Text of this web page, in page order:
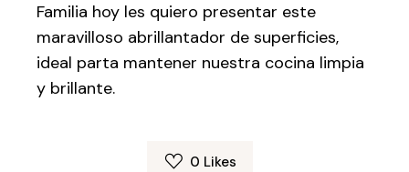
Familia hoy les quiero presentar este
maravilloso abrillantador de superficies,
ideal parta mantener nuestra cocina limpia
y brillante.
0 Likes